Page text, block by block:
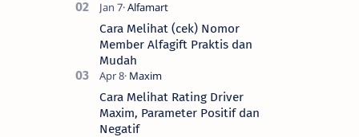
Cara Melihat (cek) Nomor
Member Alfagift Praktis dan
Mudah
Cara Melihat Rating Driver
Maxim, Parameter Positif dan
Negatif